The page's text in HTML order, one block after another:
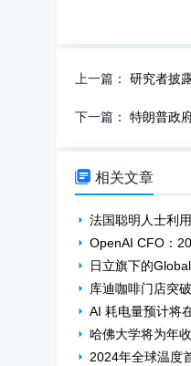
上一篇：研究者披
下一篇：特朗普政
 相关文章
法国聪明人士利
OpenAI CFO：
日立旗下的
库迪咖啡门店突
AI 耗电量预计将
哈佛大学将为年
2024年全球温度